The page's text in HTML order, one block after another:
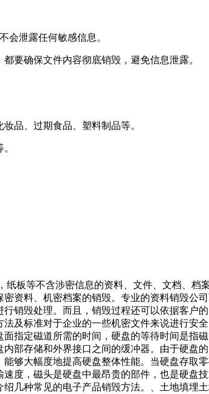
会泄露任何敏感信息。
要确保文件内容彻底销毁，避免信息泄露。
品、过期食品、塑料制品等。
板等不含涉密信息的资料、文件、文档、档
资料、机密档案的销毁。专业的资料销毁公
销毁处理。而且，销毁过程还可以依据客户
及标准对于企业的一些机密文件来说进行安
指定磁道所需的时间，硬盘的等待时间是指
部存储和外界接口之间的缓冲器。由于硬盘
够大幅度地提高硬盘整体性能。当硬盘存取
度，磁头是硬盘中最昂贵的部件，也是硬盘技
几种常见的电子产品销毁方法。、土地填埋